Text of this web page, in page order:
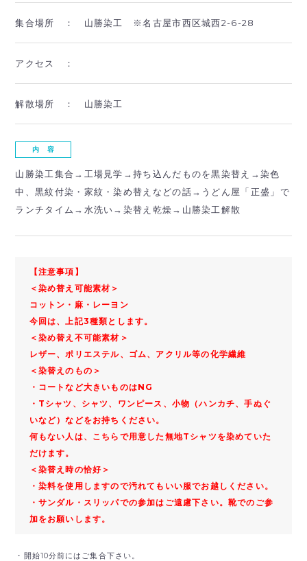
集合場所 ： 山勝染工 ※名古屋市西区城西2-6-28
アクセス ：
解散場所 ： 山勝染工
内 容
山勝染工集合→工場見学→持ち込んだものを黒染替え→染色
中、黒紋付染・家紋・染め替えなどの話→うどん屋「正盛」で
ランチタイム→水洗い→染替え乾燥→山勝染工解散
【注意事項】
＜染め替え可能素材＞
コットン・麻・レーヨン
今回は、上記3種類とします。
＜染め替え不可能素材＞
レザー、ポリエステル、ゴム、アクリル等の化学繊維
＜染替えのもの＞
・コートなど大きいものはNG
・Tシャツ、シャツ、ワンピース、小物（ハンカチ、手ぬぐ
いなど）などをお持ちください。
何もない人は、こちらで用意した無地Tシャツを染めていた
だけます。
＜染替え時の恰好＞
・染料を使用しますので汚れてもいい服でお越しください。
・サンダル・スリッパでの参加はご遠慮下さい。靴でのご参
加をお願いします。
・開始10分前にはご集合下さい。